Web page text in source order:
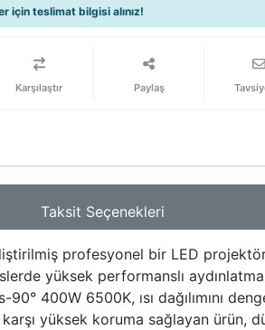
için teslimat bilgisi alınız!
Karşılaştır Paylaş
Taksit Seçenekleri
profesyonel bir LED projektör
yüksek performanslı
400W 6500K, ısı dağılımını
karşı yüksek koruma sağlayan